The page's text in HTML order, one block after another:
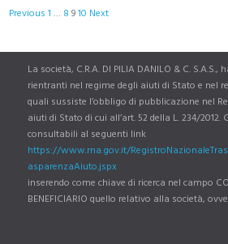
Site
navigation
Previous Page
1 … Page
8 Page
9Page
10 Next
La società, C.R.A. DI PILIA DANILO & C. S.A.S.,
rientranti nel regime degli aiuti di Stato e nel
quali sussiste l’obbligo di pubblicazione nel
aiuti di Stato di cui all’art. 52 della L. 234/
consultabili al seguenti link
https://www.rna.gov.it/
asparenzaAiuto.jspx
inserendo come chiave di ricerca nel campo
BENEFICIARIO quello relativo alla società,